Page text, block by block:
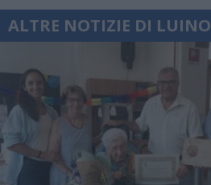
ALTRE NOTIZIE DI LUINO